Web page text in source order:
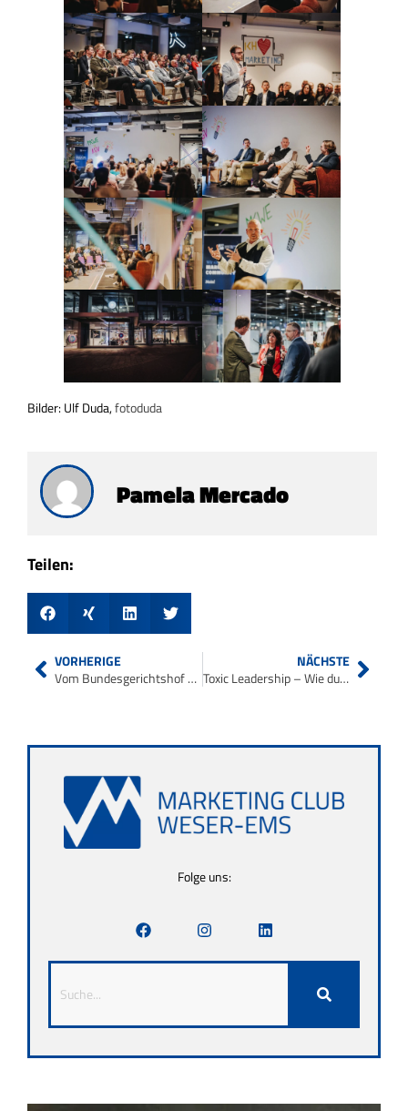
Bilder: Ulf Duda,fotoduda
Pamela Mercado
Teilen:
VORHERIGE
Vom Bundesgerichtshof zum Kaminzimmer: Ein Gespräch mit Dr. Karin Milger
NÄCHSTE
Toxic Leadership – Wie du die Todsünden schlechter Führung vermeidest
Folge uns: